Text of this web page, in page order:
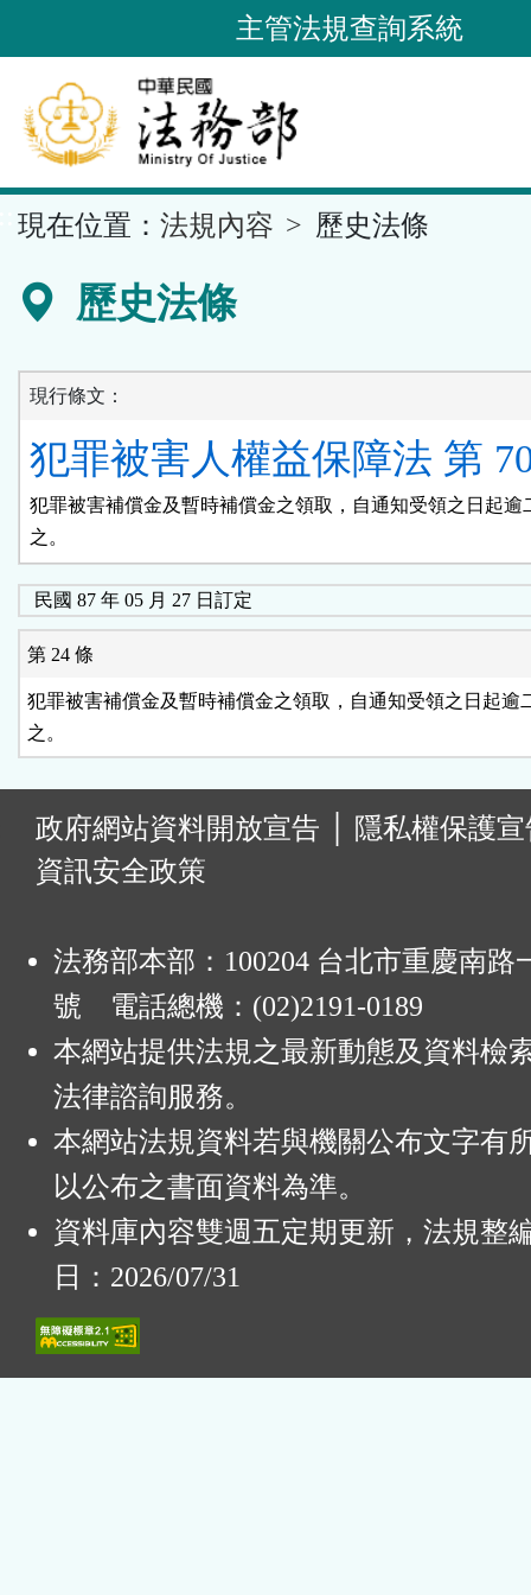
到
要
內
容
區
主管法規查詢系統
現在位置： 法規內容 歷史法條
歷史法條
現行條文：
犯罪被害人權益保障法 第
犯罪被害補償金及暫時補償金之領取，自通知受領之日起逾
之。
民國 87 年 05 月 27 日訂定
第 24 條
犯罪被害補償金及暫時補償金之領取，自通知受領之日起逾
之。
政府網站資料開放宣告
隱私權保護
資訊安全政策
法務部本部：100204 台北市重慶南路
號 電話總機：(02)2191-0189
本網站提供法規之最新動態及資料檢
法律諮詢服務。
本網站法規資料若與機關公布文字有
以公布之書面資料為準。
資料庫內容雙週五定期更新，法規整
日：2026/07/31